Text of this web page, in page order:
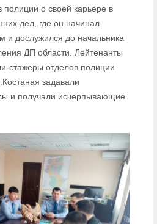
о своей карьере в
дел, где он начинал
и дослужился до начальника
ДП области. Лейтенанты
стажеры отделов полиции
задавали
и получали исчерпывающие